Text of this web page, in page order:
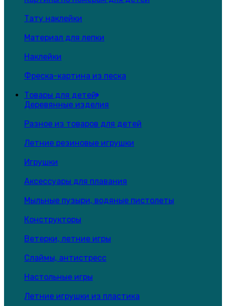
Тату наклейки
Материал для лепки
Наклейки
Фреска-картина из песка
Товары для детей
Деревянные изделия
Разное из товаров для детей
Летние резиновые игрушки
Игрушки
Аксессуары для плавания
Мыльные пузыри, водяные пистолеты
Конструкторы
Ветерки, летние игры
Слаймы, антистресс
Настольные игры
Летние игрушки из пластика